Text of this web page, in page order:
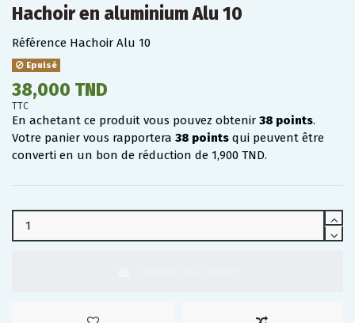
Hachoir en aluminium Alu 10
Référence Hachoir Alu 10
Epuisé
38,000 TND
TTC
En achetant ce produit vous pouvez obtenir 38 points.
Votre panier vous rapportera 38 points qui peuvent être
converti en un bon de réduction de 1,900 TND.